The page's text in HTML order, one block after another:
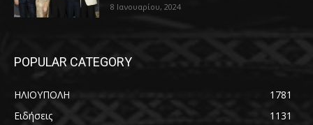
8 Ιανουαρίου, 2024
POPULAR CATEGORY
ΗΛΙΟΥΠΟΛΗ
1781
Ειδήσεις
1131